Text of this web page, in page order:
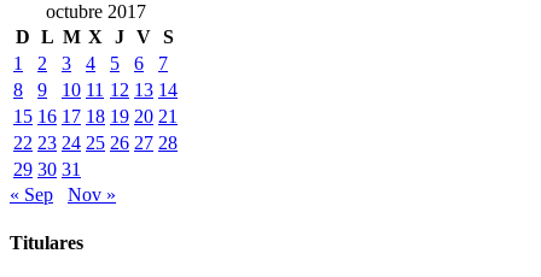
octubre 2017
D L M X J V S
1
2 3 4 5 6
7
8
9 10 11 12 13 14
15 16 17 18 19 20 21
22 23 24 25 26 27 28
29 30 31
« Sep
Nov »
Titulares